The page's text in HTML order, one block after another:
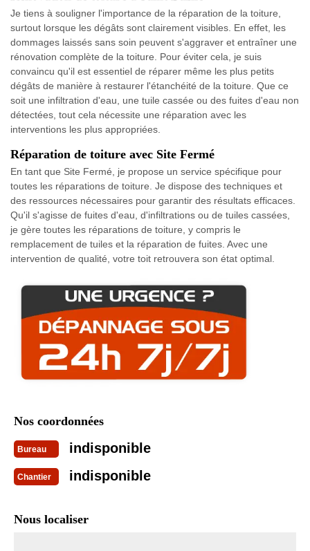
Je tiens à souligner l'importance de la réparation de la toiture,
surtout lorsque les dégâts sont clairement visibles. En effet, les
dommages laissés sans soin peuvent s'aggraver et entraîner une
rénovation complète de la toiture. Pour éviter cela, je suis
convaincu qu'il est essentiel de réparer même les plus petits
dégâts de manière à restaurer l'étanchéité de la toiture. Que ce
soit une infiltration d'eau, une tuile cassée ou des fuites d'eau non
détectées, tout cela nécessite une réparation avec les
interventions les plus appropriées.
Réparation de toiture avec Site Fermé
En tant que Site Fermé, je propose un service spécifique pour
toutes les réparations de toiture. Je dispose des techniques et
des ressources nécessaires pour garantir des résultats efficaces.
Qu'il s'agisse de fuites d'eau, d'infiltrations ou de tuiles cassées,
je gère toutes les réparations de toiture, y compris le
remplacement de tuiles et la réparation de fuites. Avec une
intervention de qualité, votre toit retrouvera son état optimal.
Nos coordonnées
Bureau indisponible
Chantier indisponible
Nous localiser